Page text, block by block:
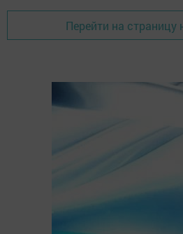
Перейти на страницу